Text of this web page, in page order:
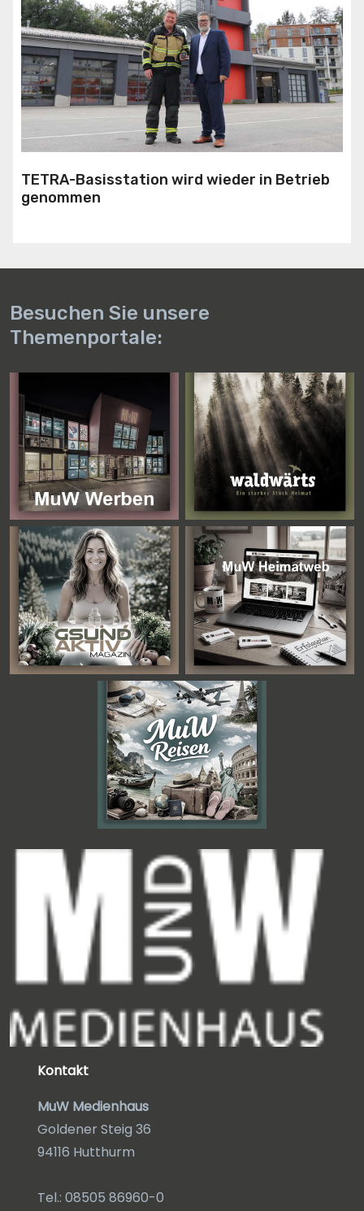
TETRA-Basisstation wird wieder in Betrieb
genommen
Besuchen Sie unsere
Themenportale:
Kontakt
MuW Medienhaus
Goldener Steig 36
94116 Hutthurm
Tel.: 08505 86960-0